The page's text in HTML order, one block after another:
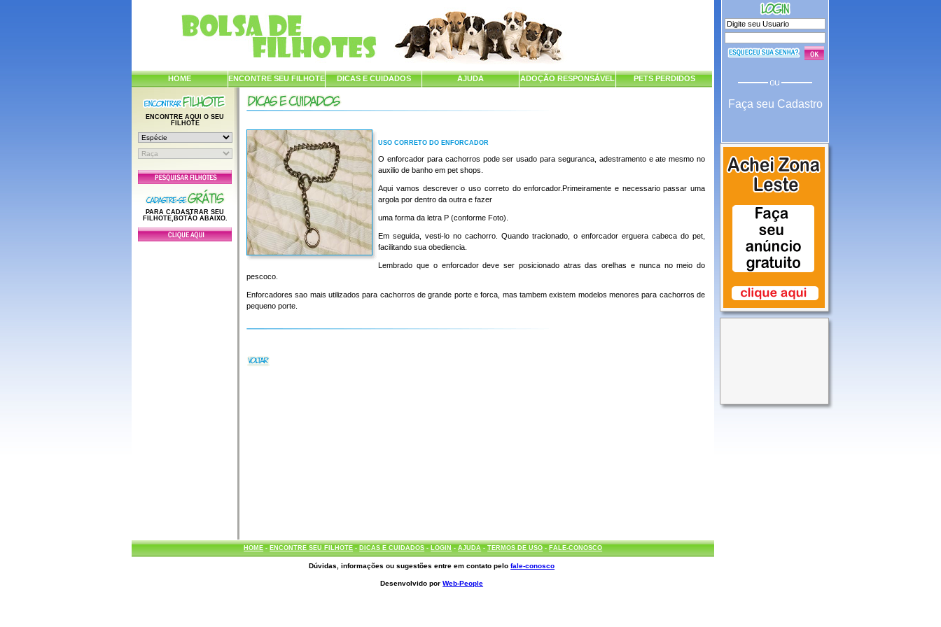
HOME ENCONTRE SEU FILHOTE DICAS E CUIDADOS AJUDA ADOÇÃO RESPONSÁVEL PETS PERDIDOS
ENCONTRE AQUI O SEU
FILHOTE
PARA CADASTRAR SEU
FILHOTE,BOTÃO ABAIXO.
USO CORRETO DO ENFORCADOR
O enforcador para cachorros pode ser usado para seguranca, adestramento e ate mesmo no
auxilio de banho em pet shops.
Aqui vamos descrever o uso correto do enforcador.Primeiramente e necessario passar uma
argola por dentro da outra e fazer
uma forma da letra P (conforme Foto).
Em seguida, vesti-lo no cachorro. Quando tracionado, o enforcador erguera cabeca do pet,
facilitando sua obediencia.
Lembrado que o enforcador deve ser posicionado atras das orelhas e nunca no meio do
pescoco.
Enforcadores sao mais utilizados para cachorros de grande porte e forca, mas tambem existem modelos menores para cachorros de
pequeno porte.
HOME- ENCONTRE SEU FILHOTE- DICAS E CUIDADOS- LOGIN-AJUDA-TERMOS DE USO- FALE-CONOSCO
Faça seu Cadastro
Dúvidas, informações ou sugestões entre em contato pelofale-conosco
Desenvolvido porWeb-People